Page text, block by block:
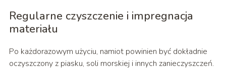
Regularne czyszczenie i impregnacja
materiału
Po każdorazowym użyciu, namiot powinien być dokładnie
oczyszczony z piasku, soli morskiej i innych zanieczyszczeń.